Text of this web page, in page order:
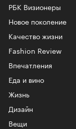
РБК Визионеры
Новое поколение
Качество жизни
Fashion Review
Впечатления
Еда и вино
Жизнь
Дизайн
Вещи